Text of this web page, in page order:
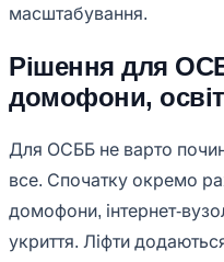
масштабування.
Рішення для
домофони,
Для ОСББ не варто
все. Спочатку окремо
домофони, інтернет-
укриття. Ліфти